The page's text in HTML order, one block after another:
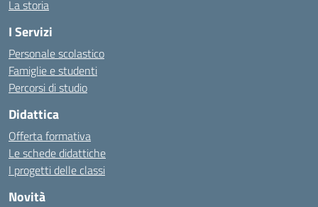
La storia
I Servizi
Personale scolastico
Famiglie e studenti
Percorsi di studio
Didattica
Offerta formativa
Le schede didattiche
I progetti delle classi
Novità